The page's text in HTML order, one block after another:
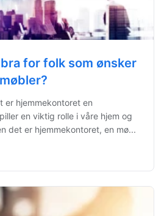
for folk som ønsker
er hjemmekontoret en
en viktig rolle i våre hjem og
det er hjemmekontoret, en mø...